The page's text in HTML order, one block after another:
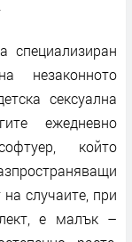
специализиран
незаконното
сексуална
ежедневно
който
случаите, при
е малък –